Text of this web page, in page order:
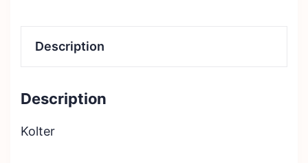
Description
Description
Kolter